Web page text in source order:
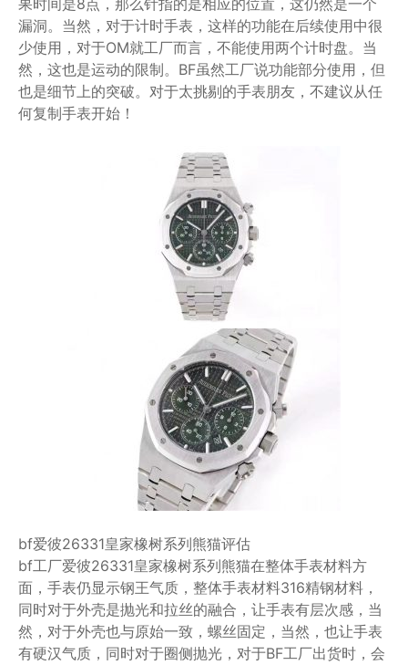
果时间是8点，那么针指的是相应的位置，这仍然是一个
漏洞。当然，对于计时手表，这样的功能在后续使用中很
少使用，对于OM就工厂而言，不能使用两个计时盘。当
然，这也是运动的限制。BF虽然工厂说功能部分使用，但
也是细节上的突破。对于太挑剔的手表朋友，不建议从任
何复制手表开始！
bf爱彼26331皇家橡树系列熊猫评估
bf工厂爱彼26331皇家橡树系列熊猫在整体手表材料方
面，手表仍显示钢王气质，整体手表材料316精钢材料，
同时对于外壳是抛光和拉丝的融合，让手表有层次感，当
然，对于外壳也与原始一致，螺丝固定，当然，也让手表
有硬汉气质，同时对于圈侧抛光，对于BF工厂出货时，会